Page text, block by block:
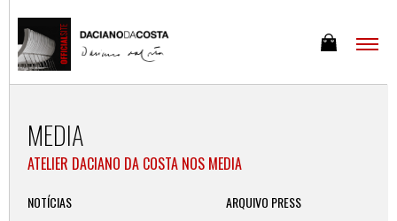
MEDIA
ATELIER DACIANO DA COSTA NOS MEDIA
NOTÍCIAS
ARQUIVO PRESS